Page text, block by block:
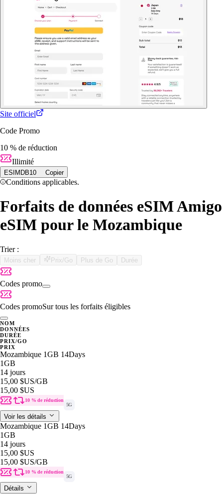
Site officiel
Code Promo
10 % de réduction
Illimité
ESIMDB10 Copier
Conditions applicables.
Forfaits de données eSIM Amigo
eSIM pour le Mozambique
Trier :
Moins cher Prix/Go Plus de Go Durée
Codes promo
Codes promoSur tous les forfaits éligibles
NOM
DONNÉES
DURÉE
PRIX/GO
PRIX
Mozambique 1GB 14Days
1GB
14 jours
15,00 $US/GB
15,00 $US
10 % de réduction
5G
Voir les détails
Mozambique 1GB 14Days
1GB
14 jours
15,00 $US
15,00 $US/GB
10 % de réduction
5G
Détails